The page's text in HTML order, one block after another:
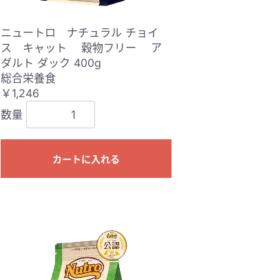
ニュートロ ナチュラル チョイ
ス キャット 穀物フリー ア
ダルト ダック 400g
総合栄養食
￥1,246
数量
カートに入れる